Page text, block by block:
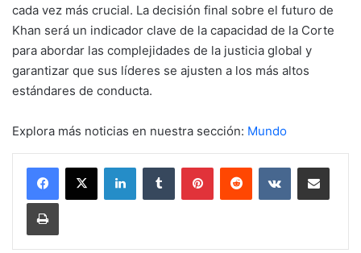
cada vez más crucial. La decisión final sobre el futuro de
Khan será un indicador clave de la capacidad de la Corte
para abordar las complejidades de la justicia global y
garantizar que sus líderes se ajusten a los más altos
estándares de conducta.
Explora más noticias en nuestra sección: Mundo
LinkedInTumblr PinterestReddit VKontakteCompartir por mail
Imprimir